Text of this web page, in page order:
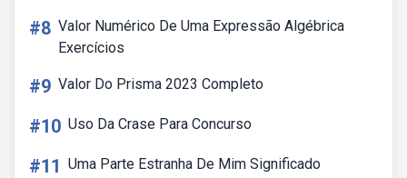
#8 Valor Numérico De Uma Expressão Algébrica
Exercícios
#9 Valor Do Prisma 2023 Completo
#10 Uso Da Crase Para Concurso
#11 Uma Parte Estranha De Mim Significado